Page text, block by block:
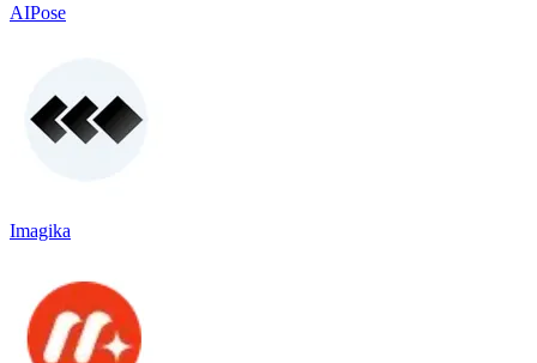
AIPose
Imagika